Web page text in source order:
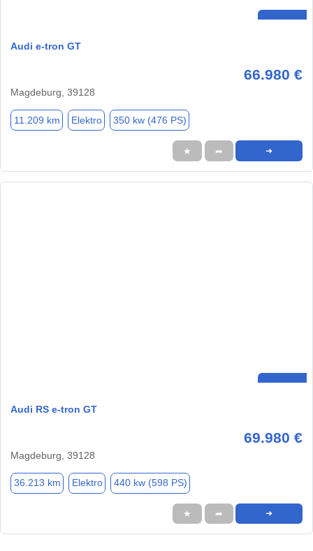
Audi e-tron GT
66.980 €
Magdeburg, 39128
11.209 km Elektro 350 kw (476 PS)
★ ➦ ➜
Audi RS e-tron GT
69.980 €
Magdeburg, 39128
36.213 km Elektro 440 kw (598 PS)
★ ➦ ➜